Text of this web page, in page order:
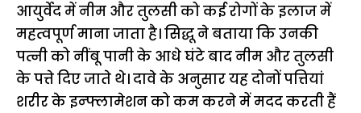
आयुर्वेद में नीम और तुलसी को कई रोगों के इलाज में
महत्वपूर्ण माना जाता है। सिद्धू ने बताया कि उनकी
पत्नी को नींबू पानी के आधे घंटे बाद नीम और तुलसी
के पत्ते दिए जाते थे। दावे के अनुसार यह दोनों पत्तियां
शरीर के इन्फ्लामेशन को कम करने में मदद करती हैं